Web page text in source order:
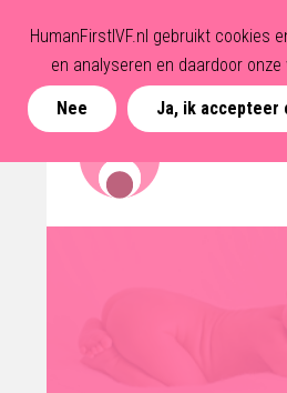
HumanFirstIVF.nl gebruikt cookies
en analyseren en daardoor
Nee Ja, ik accepteer